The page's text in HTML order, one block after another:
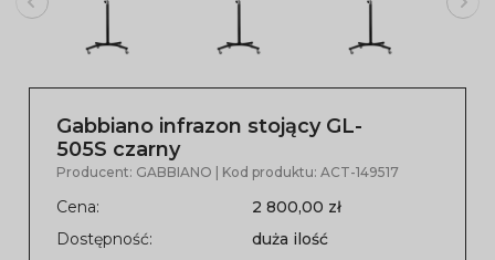
Gabbiano infrazon stojący GL-
505S czarny
Producent: GABBIANO | Kod produktu: ACT-149517
Cena:
2 800,00 zł
Dostępność:
duża ilość